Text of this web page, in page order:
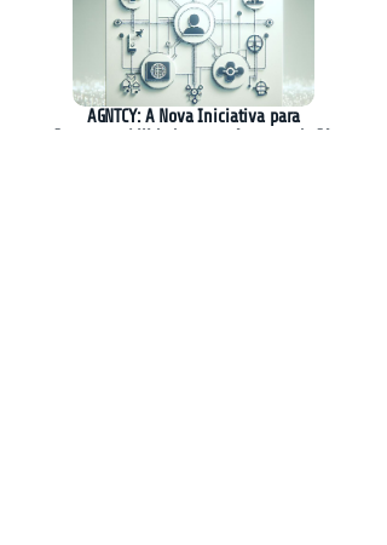
AGNTCY: A Nova Iniciativa para